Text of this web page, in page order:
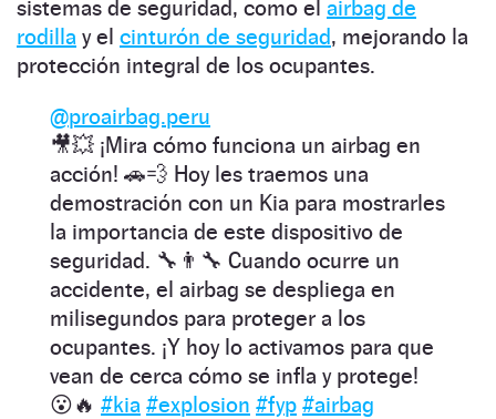
sistemas de seguridad, como el airbag de
rodilla y el cinturón de seguridad, mejorando la
protección integral de los ocupantes.
@proairbag.peru
🎥💥 ¡Mira cómo funciona un airbag en
acción! 🚗💨 Hoy les traemos una
demostración con un Kia para mostrarles
la importancia de este dispositivo de
seguridad. 🔧👨‍🔧 Cuando ocurre un
accidente, el airbag se despliega en
milisegundos para proteger a los
ocupantes. ¡Y hoy lo activamos para que
vean de cerca cómo se infla y protege!
😮🔥 #kia #explosion #fyp #airbag